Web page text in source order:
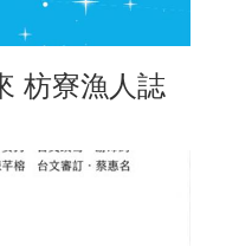
枋寮漁人誌